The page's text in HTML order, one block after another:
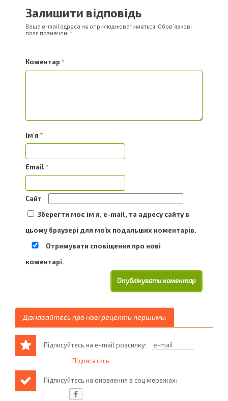
Залишити відповідь
Ваша e-mail адреса не оприлюднюватиметься. Обов’язкові
поля позначені *
Коментар *
Ім'я *
Email*
Сайт
Зберегти моє ім'я, e-mail, та адресу сайту в
цьому браузері для моїх подальших коментарів.
Отримувати сповіщення про нові
коментарі.
Дізнавайтесь про нові рецепти першими:
Підписуйтесь на e-mail розсилку:
Підписуйтесь на оновлення в соц мережах: